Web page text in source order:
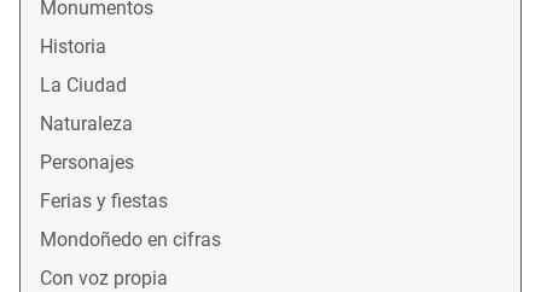
Monumentos
Historia
La Ciudad
Naturaleza
Personajes
Ferias y fiestas
Mondoñedo en cifras
Con voz propia